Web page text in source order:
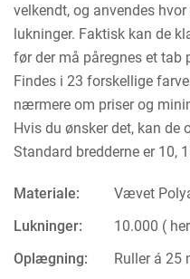
velkendt, og anvendes
lukninger. Faktisk kan de
før der må påregnes et tab
Findes i 23 forskellige
nærmere om priser og
Hvis du ønsker det, kan de
Standard bredderne er 10,
Materiale:
Vævet
Lukninger:
10.000 (
Oplægning:
Ruller á 25